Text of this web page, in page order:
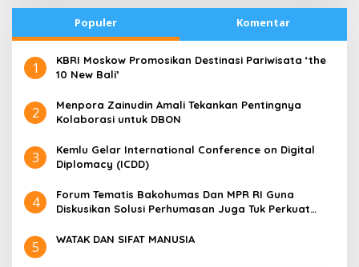
Populer Komentar
1
​KBRI Moskow Promosikan Destinasi Pariwisata ‘the
10 New Bali’
2
​Menpora Zainudin Amali Tekankan Pentingnya
Kolaborasi untuk DBON
3
​Kemlu Gelar International Conference on Digital
Diplomacy (ICDD)
4
Forum Tematis Bakohumas Dan MPR RI Guna
Diskusikan Solusi Perhumasan Juga Tuk Perkuat
5 WATAK DAN SIFAT MANUSIA